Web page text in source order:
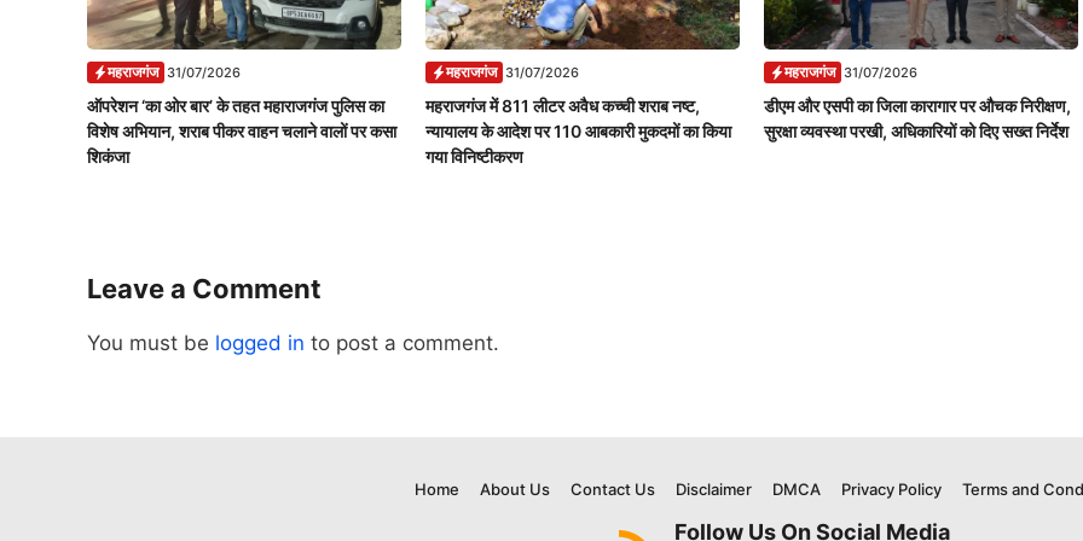
महराजगंज 31/07/2026
ऑपरेशन ‘का ओर बार’ के तहत महाराजगंज पुलिस का
विशेष अभियान, शराब पीकर वाहन चलाने वालों पर कसा
शिकंजा
महराजगंज 31/07/2026
महराजगंज में 811 लीटर अवैध कच्ची शराब नष्ट,
न्यायालय के आदेश पर 110 आबकारी मुकदमों का किया
गया विनिष्टीकरण
महराजगंज 31/07/2026
डीएम और एसपी का जिला कारागार पर औचक निरीक्षण,
सुरक्षा व्यवस्था परखी, अधिकारियों को दिए सख्त निर्देश
Leave a Comment
You must be logged in to post a comment.
Home About Us Contact Us Disclaimer DMCA Privacy Policy Terms and
Follow Us On Social Media